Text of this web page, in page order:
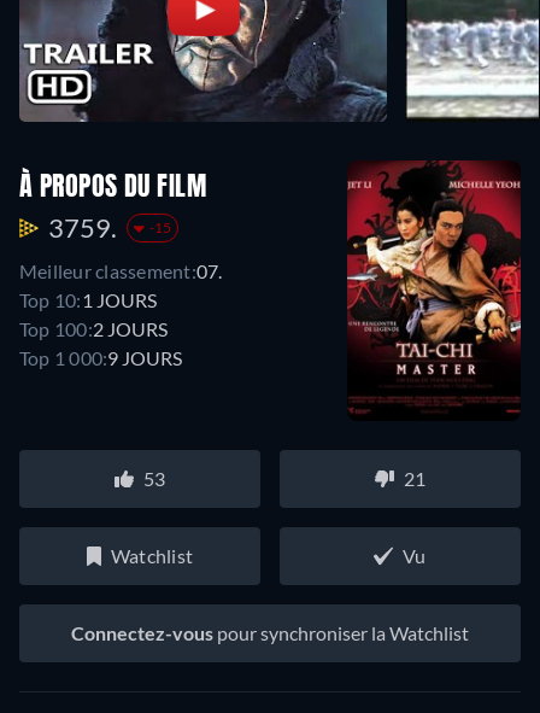
À PROPOS DU FILM
3759. -15
Meilleur classement:07.
Top 10: 1 JOURS
Top 100:2 JOURS
Top 1 000:9 JOURS
53 21
Watchlist Vu
Connectez-vous pour synchroniser la Watchlist